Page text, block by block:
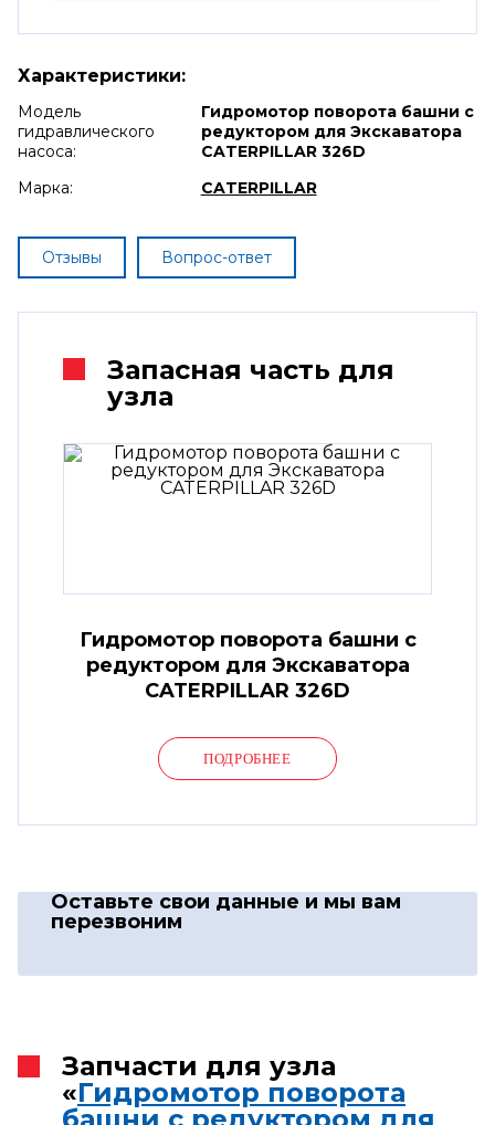
Характеристики:
Модель
гидравлического
насоса:
Гидромотор поворота башни с
редуктором для Экскаватора
CATERPILLAR 326D
Марка:
CATERPILLAR
Отзывы Вопрос-ответ
Запасная часть для
узла
Гидромотор поворота башни с
редуктором для Экскаватора
CATERPILLAR 326D
ПОДРОБНЕЕ
Оставьте свои данные и мы вам
перезвоним
Запчасти для узла
«Гидромотор поворота